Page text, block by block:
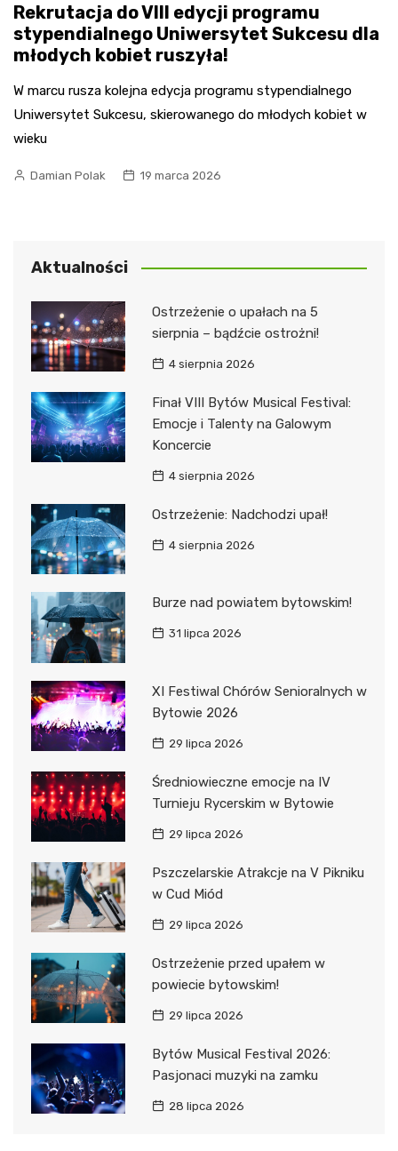
Rekrutacja do VIII edycji programu
stypendialnego Uniwersytet Sukcesu dla
młodych kobiet ruszyła!
W marcu rusza kolejna edycja programu stypendialnego
Uniwersytet Sukcesu, skierowanego do młodych kobiet w
wieku
Damian Polak 19 marca 2026
Aktualności
Ostrzeżenie o upałach na 5
sierpnia – bądźcie ostrożni!
4 sierpnia 2026
Finał VIII Bytów Musical Festival:
Emocje i Talenty na Galowym
Koncercie
4 sierpnia 2026
Ostrzeżenie: Nadchodzi upał!
4 sierpnia 2026
Burze nad powiatem bytowskim!
31 lipca 2026
XI Festiwal Chórów Senioralnych w
Bytowie 2026
29 lipca 2026
Średniowieczne emocje na IV
Turnieju Rycerskim w Bytowie
29 lipca 2026
Pszczelarskie Atrakcje na V Pikniku
w Cud Miód
29 lipca 2026
Ostrzeżenie przed upałem w
powiecie bytowskim!
29 lipca 2026
Bytów Musical Festival 2026:
Pasjonaci muzyki na zamku
28 lipca 2026